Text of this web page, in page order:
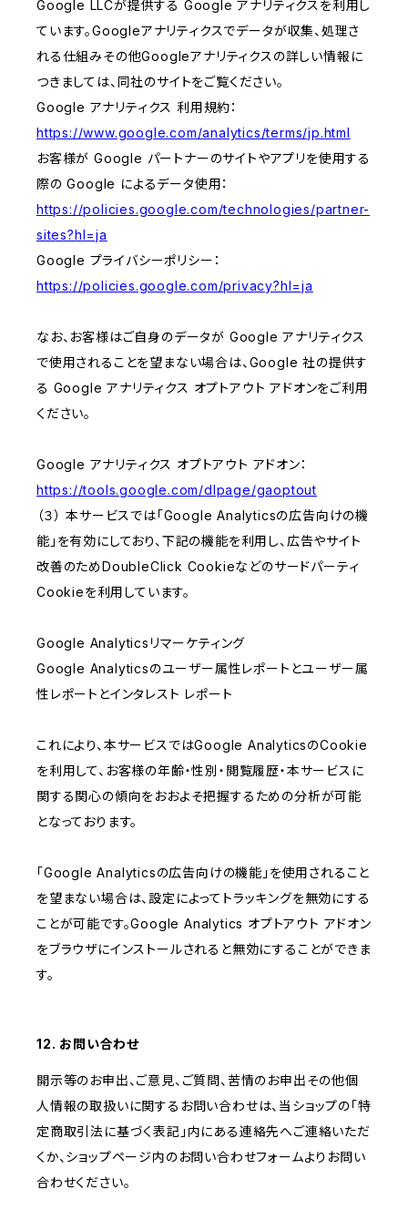
Google LLCが提供する Google アナリティクスを利用し
ています。Googleアナリティクスでデータが収集、処理さ
れる仕組みその他Googleアナリティクスの詳しい情報に
つきましては、同社のサイトをご覧ください。
Google アナリティクス 利用規約：
https://www.google.com/analytics/terms/jp.html
お客様が Google パートナーのサイトやアプリを使用する
際の Google によるデータ使用：
https://policies.google.com/technologies/partner-
sites?hl=ja
Google プライバシーポリシー：
https://policies.google.com/privacy?hl=ja
なお、お客様はご自身のデータが Google アナリティクス
で使用されることを望まない場合は、Google 社の提供す
る Google アナリティクス オプトアウト アドオンをご利用
ください。
Google アナリティクス オプトアウト アドオン：
https://tools.google.com/dlpage/gaoptout
（３） 本サービスでは「Google Analyticsの広告向けの機
能」を有効にしており、下記の機能を利用し、広告やサイト
改善のためDoubleClick Cookieなどのサードパーティ
Cookieを利用しています。
Google Analyticsリマーケティング
Google Analyticsのユーザー属性レポートとユーザー属
性レポートとインタレスト レポート
これにより、本サービスではGoogle AnalyticsのCookie
を利用して、お客様の年齢・性別・閲覧履歴・本サービスに
関する関心の傾向をおおよそ把握するための分析が可能
となっております。
「Google Analyticsの広告向けの機能」を使用されること
を望まない場合は、設定によってトラッキングを無効にする
ことが可能です。Google Analytics オプトアウト アドオン
をブラウザにインストールされると無効にすることができま
す。
12. お問い合わせ
開示等のお申出、ご意見、ご質問、苦情のお申出その他個
人情報の取扱いに関するお問い合わせは、当ショップの「特
定商取引法に基づく表記」内にある連絡先へご連絡いただ
くか、ショップページ内のお問い合わせフォームよりお問い
合わせください。